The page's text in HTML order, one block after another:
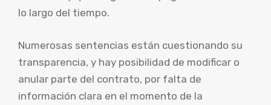
lo largo del tiempo.
Numerosas sentencias están cuestionando su
transparencia, y hay posibilidad de modificar o
anular parte del contrato, por falta de
información clara en el momento de la